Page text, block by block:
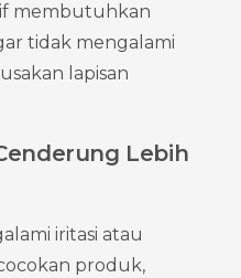
membutuhkan
tidak mengalami
lapisan
Lebih
iritasi atau
produk,